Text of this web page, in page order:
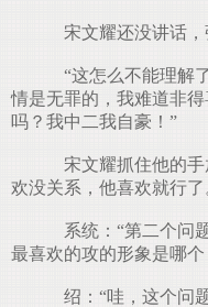
宋文耀还没讲话，
“这怎么不能理解
情是无罪的，我难道非
吗？我中二我自豪！”
宋文耀抓住他的手
欢没关系，他喜欢就行了
系统：“第二个问
最喜欢的攻的形象是哪个
绍：“哇，这个问